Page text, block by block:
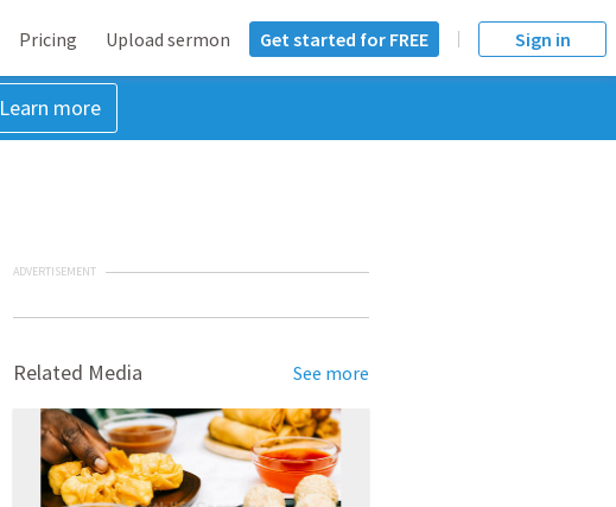
Pricing Upload sermon Get started for FREE Sign in
Learn more
ADVERTISEMENT
Related Media See more